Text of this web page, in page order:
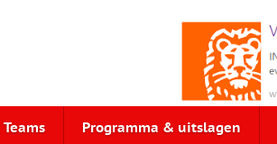
Teams Programma & uitslagen